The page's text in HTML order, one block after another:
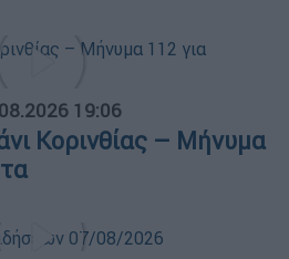
19:06
Κορινθίας – Μήνυμα